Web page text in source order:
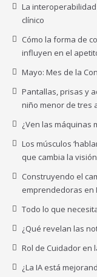
La
clínico
Cómo la forma de
influyen en el
Mayo: Mes de la
Pantallas, prisas y
niño menor de tres
¿Ven las máquinas
Los músculos
que cambia la
Construyendo el
emprendedoras en
Todo lo que
¿Qué revelan las
Rol de Cuidador en
¿La IA está